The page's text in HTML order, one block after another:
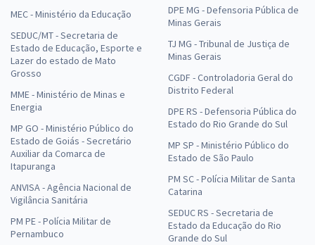
MEC - Ministério da Educação
SEDUC/MT - Secretaria de
Estado de Educação, Esporte e
Lazer do estado de Mato
Grosso
MME - Ministério de Minas e
Energia
MP GO - Ministério Público do
Estado de Goiás - Secretário
Auxiliar da Comarca de
Itapuranga
ANVISA - Agência Nacional de
Vigilância Sanitária
PM PE - Polícia Militar de
Pernambuco
DPE MG - Defensoria Pública de
Minas Gerais
TJ MG - Tribunal de Justiça de
Minas Gerais
CGDF - Controladoria Geral do
Distrito Federal
DPE RS - Defensoria Pública do
Estado do Rio Grande do Sul
MP SP - Ministério Público do
Estado de São Paulo
PM SC - Polícia Militar de Santa
Catarina
SEDUC RS - Secretaria de
Estado da Educação do Rio
Grande do Sul